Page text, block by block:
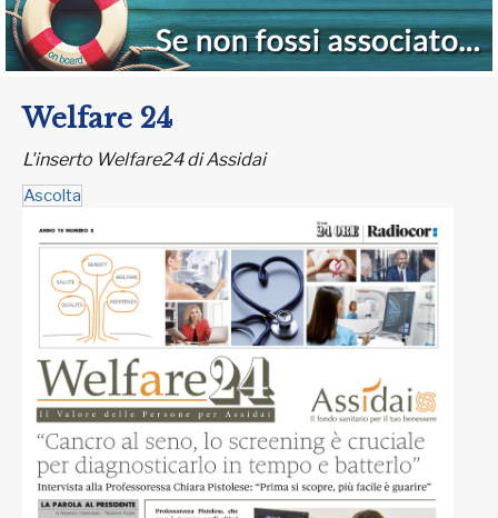
Welfare 24
L'inserto Welfare24 di Assidai
Ascolta